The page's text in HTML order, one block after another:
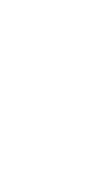
Menyelesaikan